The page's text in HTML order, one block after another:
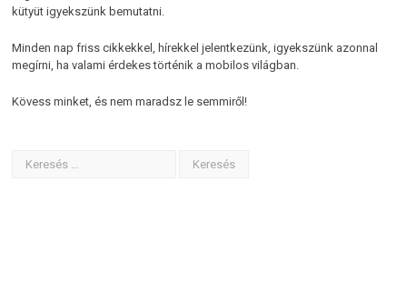
kütyüt igyekszünk bemutatni.
Minden nap friss cikkekkel, hírekkel jelentkezünk, igyekszünk azonnal
megírni, ha valami érdekes történik a mobilos világban.
Kövess minket, és nem maradsz le semmiről!